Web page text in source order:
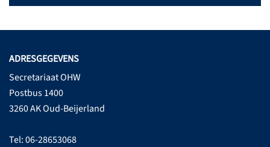
ADRESGEGEVENS
Secretariaat OHW
Postbus 1400
3260 AK Oud-Beijerland
Tel: 06-28653068